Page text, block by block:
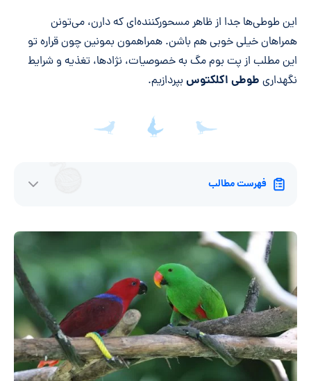
این طوطی‌ها جدا از ظاهر مسحورکننده‌ای که دارن، می‌تونن
همراهان خیلی خوبی هم باشن. همراهمون بمونین چون قراره تو
این مطلب از پت بوم مگ به خصوصیات، نژادها، تغذیه و شرایط
نگهداری طوطی اکلکتوس بپردازیم.
فهرست مطالب